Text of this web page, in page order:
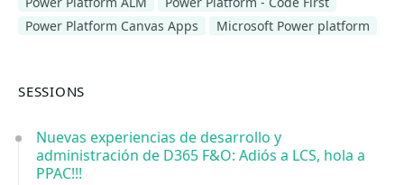
Power Platform Canvas Apps
Microsoft Power platform
SESSIONS
Nuevas experiencias de desarrollo y
administración de D365 F&O: Adiós a LCS, hola a
PPAC!!!